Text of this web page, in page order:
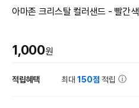
아마존 크리스탈 컬러샌드 - 빨간색
1,000원
적립혜택 최대150점 적립